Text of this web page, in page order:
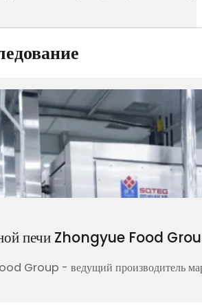
печи Zhongyue Food
Group - ведущий производитель